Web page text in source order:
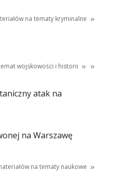
na tematy kryminalne
wojskowości i historii
atak na
na Warszawę
na tematy naukowe